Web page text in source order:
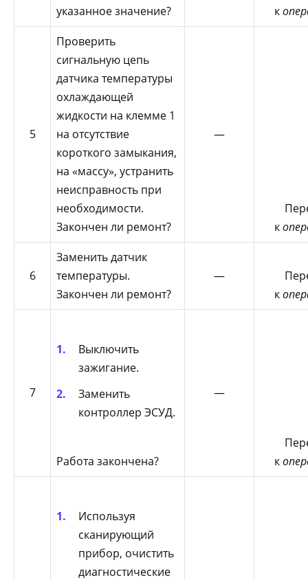
указанное значение? к
5
Проверить
сигнальную цепь
датчика температуры
охлаждающей
жидкости на клемме 1
на отсутствие
короткого замыкания,
на «массу», устранить
неисправность при
необходимости.
Закончен ли ремонт?
—
к
6
Заменить датчик
температуры.
Закончен ли ремонт?
—
к
7
Выключить
зажигание.
Заменить
контроллер ЭСУД.
Работа закончена?
—
к
Используя
сканирующий
прибор, очистить
диагностические